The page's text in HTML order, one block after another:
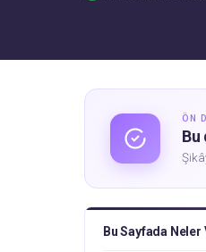
ÖN
Bu
Bu Sayfada Neler